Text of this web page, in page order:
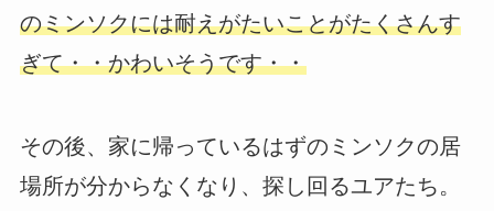
のミンソクには耐えがたいことがたくさんす
ぎて・・かわいそうです・・
その後、家に帰っているはずのミンソクの居
場所が分からなくなり、探し回るユアたち。